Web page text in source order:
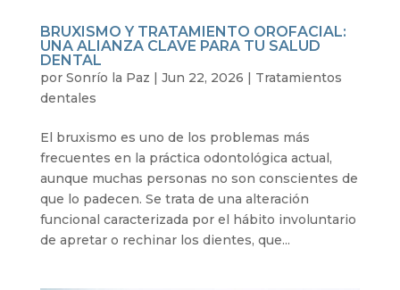
BRUXISMO Y TRATAMIENTO OROFACIAL:
UNA ALIANZA CLAVE PARA TU SALUD
DENTAL
por Sonrío la Paz | Jun 22, 2026 | Tratamientos
dentales
El bruxismo es uno de los problemas más
frecuentes en la práctica odontológica actual,
aunque muchas personas no son conscientes de
que lo padecen. Se trata de una alteración
funcional caracterizada por el hábito involuntario
de apretar o rechinar los dientes, que...